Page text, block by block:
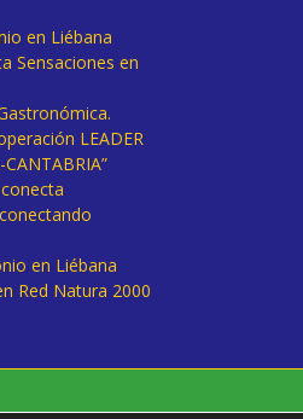
en Liébana
Sensaciones en
LEADER
en Liébana
Red Natura 2000